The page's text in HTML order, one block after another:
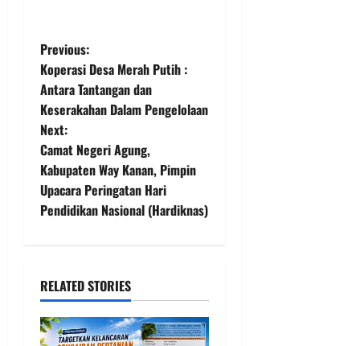
P
o
s
t
n
a
i
g
Previous:
Koperasi Desa Merah Putih :
Antara Tantangan dan
Keserakahan Dalam Pengelolaan
Next:
Camat Negeri Agung,
Kabupaten Way Kanan, Pimpin
Upacara Peringatan Hari
Pendidikan Nasional (Hardiknas)
RELATED STORIES